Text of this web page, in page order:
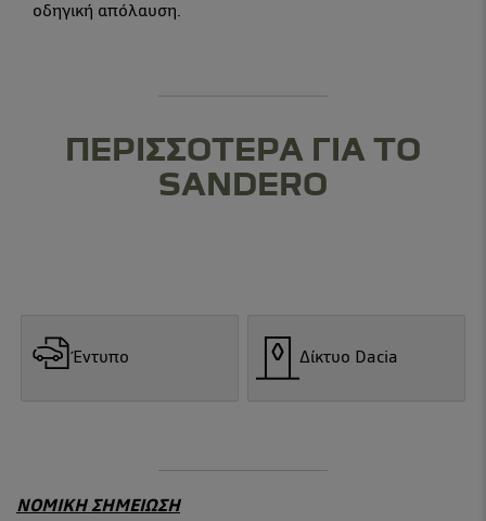
οδηγική απόλαυση.
ΠΕΡΙΣΣΟΤΕΡΑ ΓΙΑ ΤΟ
SANDERO
Έντυπο Δίκτυο Dacia
ΝΟΜΙΚΗ ΣΗΜΕΙΩΣΗ